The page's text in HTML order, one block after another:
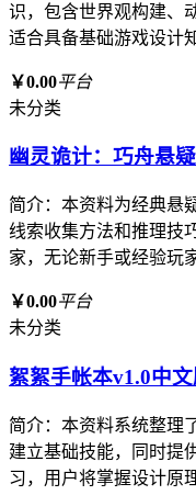
识，包含世界观构建、
适合具备基础游戏设计
￥0.00平台
未分类
幽灵诡计：巧舟悬
简介：本资料为经典悬
线索收集方法和推理技
家，无论新手或经验玩
￥0.00平台
未分类
絮絮手帐本v1.0中
简介：本资料系统整理
建立基础技能，同时提
习，用户将掌握设计原